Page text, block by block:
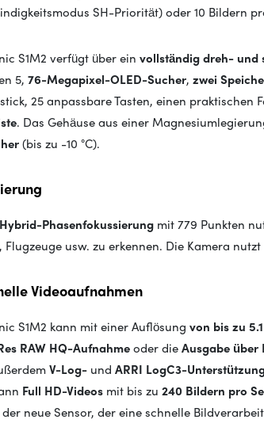
SH-Priorität) oder 10 Bildern
S1M2 verfügt über ein vollständig dreh- und
5, 76-Megapixel-OLED-Sucher, zwei
25 anpassbare Tasten, einen
. Das Gehäuse aus einer
(bis zu -10 °C).
Hybrid-Phasenfokussierung mit 779 Punkten
Flugzeuge usw. zu erkennen. Die Kamera
Videoaufnahmen
S1M2 kann mit einer Auflösung von bis zu
RAW HQ-Aufnahmeoder dieAusgabe über
V-Log- und ARRI LogC3-
Full HD-Videos mit bis zu 240 Bildern pro
neue Sensor, der eine schnelle